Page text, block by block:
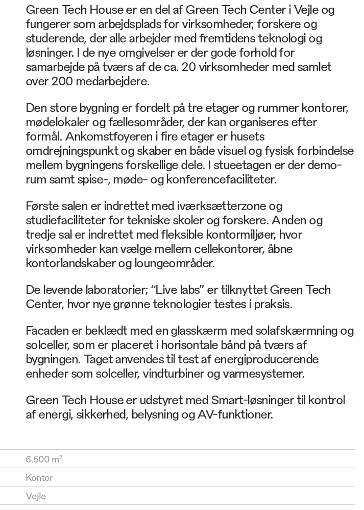
Green Tech House er en del af Green Tech Center i Vejle og
fungerer som arbejdsplads for virksomheder, forskere og
studerende, der alle arbejder med fremtidens teknologi og
løsninger. I de nye omgivelser er der gode forhold for
samarbejde på tværs af de ca. 20 virksomheder med samlet
over 200 medarbejdere.
Den store bygning er fordelt på tre etager og rummer kontorer,
mødelokaler og fællesområder, der kan organiseres efter
formål. Ankomstfoyeren i fire etager er husets
omdrejningspunkt og skaber en både visuel og fysisk forbindelse
mellem bygningens forskellige dele. I stueetagen er der demo-
rum samt spise-, møde- og konferencefaciliteter.
Første salen er indrettet med iværksætterzone og
studiefaciliteter for tekniske skoler og forskere. Anden og
tredje sal er indrettet med fleksible kontormiljøer, hvor
virksomheder kan vælge mellem cellekontorer, åbne
kontorlandskaber og loungeområder.
De levende laboratorier; “Live labs” er tilknyttet Green Tech
Center, hvor nye grønne teknologier testes i praksis.
Facaden er beklædt med en glasskærm med solafskærmning og
solceller, som er placeret i horisontale bånd på tværs af
bygningen. Taget anvendes til test af energiproducerende
enheder som solceller, vindturbiner og varmesystemer.
Green Tech House er udstyret med Smart-løsninger til kontrol
af energi, sikkerhed, belysning og AV-funktioner.
6.500 m²
Kontor
Vejle